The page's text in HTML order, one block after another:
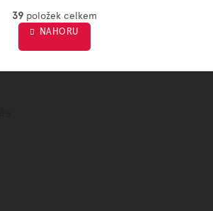
v
l
á
d
t
r
á
n
39 položek celkem
NAHORU